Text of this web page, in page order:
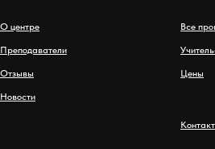
О центре
Преподаватели
Отзывы
Новости
Все
Цены